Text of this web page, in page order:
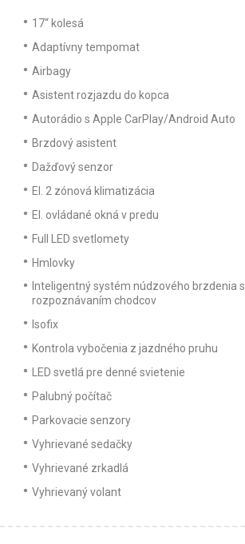
17“ kolesá
Adaptívny tempomat
Airbagy
Asistent rozjazdu do kopca
Autorádio s Apple CarPlay/Android Auto
Brzdový asistent
Dažďový senzor
El. 2 zónová klimatizácia
El. ovládané okná v predu
Full LED svetlomety
Hmlovky
Inteligentný systém núdzového brzdenia s
rozpoznávaním chodcov
Isofix
Kontrola vybočenia z jazdného pruhu
LED svetlá pre denné svietenie
Palubný počítač
Parkovacie senzory
Vyhrievané sedačky
Vyhrievané zrkadlá
Vyhrievaný volant